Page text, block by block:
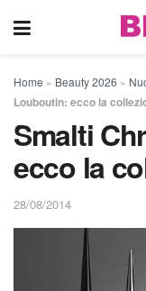
Home » Beauty 2026 »
Louboutin: ecco la
Smalti
ecco la
28/08/2014